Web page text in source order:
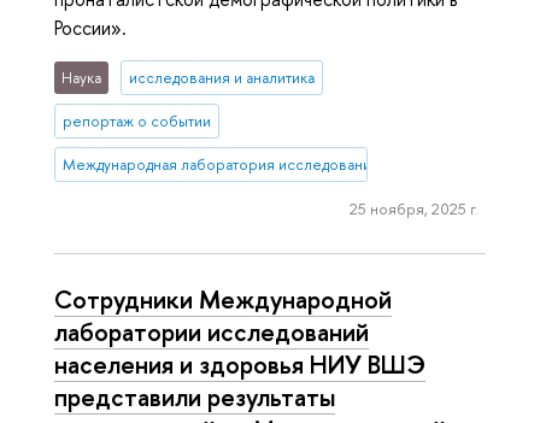
России».
Наука исследования и аналитика
репортаж о событии
Международная лаборатория исследований населения и
25 ноября, 2025 г.
Сотрудники Международной
лаборатории исследований
населения и здоровья НИУ ВШЭ
представили результаты